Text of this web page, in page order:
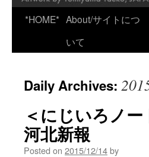
*HOME* About/サイトにつ
いて
Daily Archives:
＜にじいろノ
河北新報
Posted on 2015/12/14by